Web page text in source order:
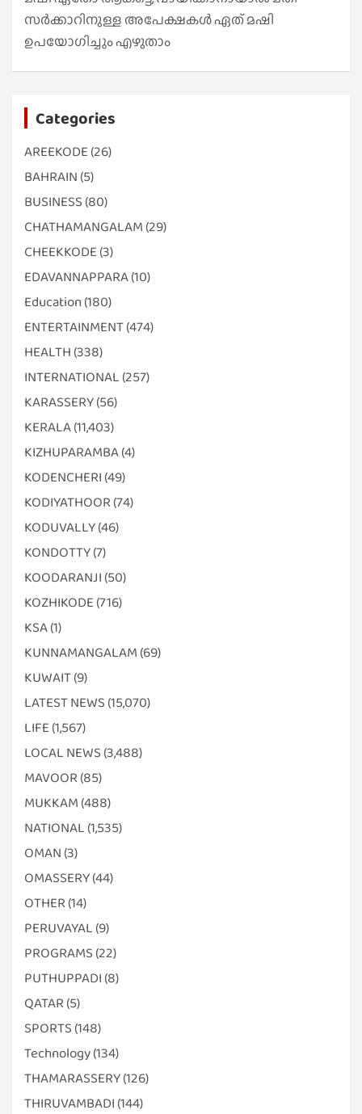
സർക്കാറിനുള്ള അപേക്ഷകൾ ഏത് മഷി
ഉപയോഗിച്ചും എഴുതാം
Categories
AREEKODE (26)
BAHRAIN (5)
BUSINESS (80)
CHATHAMANGALAM (29)
CHEEKKODE (3)
EDAVANNAPPARA(10)
Education (180)
ENTERTAINMENT(474)
HEALTH (338)
INTERNATIONAL (257)
KARASSERY(56)
KERALA(11,403)
KIZHUPARAMBA(4)
KODENCHERI (49)
KODIYATHOOR (74)
KODUVALLY(46)
KONDOTTY(7)
KOODARANJI (50)
KOZHIKODE (716)
KSA(1)
KUNNAMANGALAM (69)
KUWAIT(9)
LATEST NEWS (15,070)
LIFE (1,567)
LOCAL NEWS (3,488)
MAVOOR (85)
MUKKAM (488)
NATIONAL (1,535)
OMAN (3)
OMASSERY(44)
OTHER (14)
PERUVAYAL (9)
PROGRAMS (22)
PUTHUPPADI (8)
QATAR (5)
SPORTS (148)
Technology(134)
THAMARASSERY(126)
THIRUVAMBADI (144)